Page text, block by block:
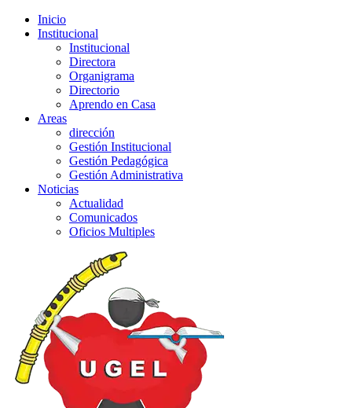
Inicio
Institucional
Institucional
Directora
Organigrama
Directorio
Aprendo en Casa
Areas
dirección
Gestión Institucional
Gestión Pedagógica
Gestión Administrativa
Noticias
Actualidad
Comunicados
Oficios Multiples